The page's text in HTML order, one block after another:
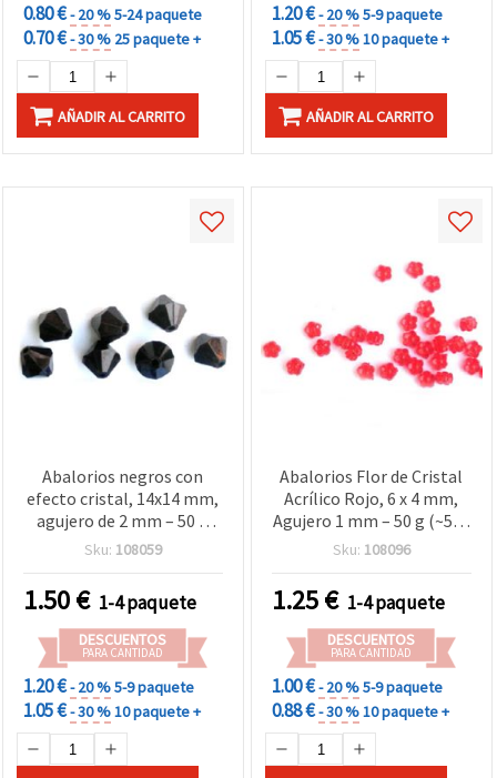
0.80 €- 20 %5-24 paquete
0.70 €- 30 % 25 paquete +
AÑADIR AL CARRITO
1.20 €- 20 %5-9 paquete
1.05 €- 30 %10 paquete +
AÑADIR AL CARRITO
Abalorios negros con
efecto cristal, 14x14 mm,
agujero de 2 mm – 50 g
(≈45 uds)
Sku: 108059
1.50€ 1-4 paquete
DESCUENTOS
PARA CANTIDAD
1.20 €- 20 %5-9 paquete
1.05 €- 30 %10 paquete +
Abalorios Flor de Cristal
Acrílico Rojo, 6 x 4 mm,
Agujero 1 mm – 50 g (~520
uds)
Sku: 108096
1.25€ 1-4 paquete
DESCUENTOS
PARA CANTIDAD
1.00 €- 20 %5-9 paquete
0.88 €- 30 %10 paquete +